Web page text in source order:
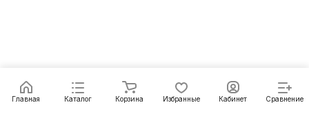
Главная Каталог Корзина Избранные Кабинет Сравнение